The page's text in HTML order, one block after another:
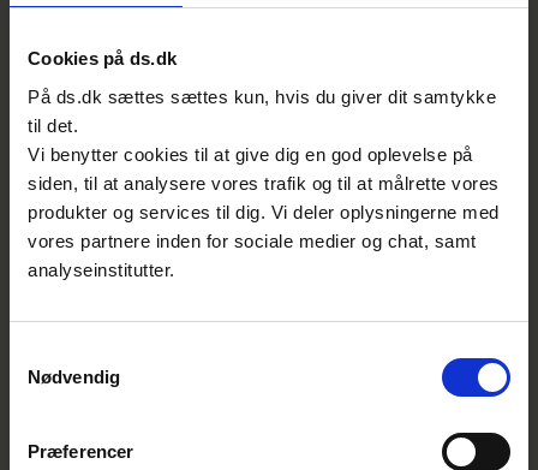
Cookies på ds.dk
På ds.dk sættes sættes kun, hvis du giver dit samtykke
til det.
Vi benytter cookies til at give dig en god oplevelse på
siden, til at analysere vores trafik og til at målrette vores
produkter og services til dig. Vi deler oplysningerne med
vores partnere inden for sociale medier og chat, samt
analyseinstitutter.
Nødvendig
Præferencer
vælg den nye placering.
Jeg kan ikke gemme standarden, når jeg
dokumentet er sløret og kan ikke
aktiveres
Hvis standarden er åbnet i Adobe er
Funktionen ’GEM’ og ’GEM SOM’ er ikke
mod ændringer.
For at se hvor på din enhed standarden er